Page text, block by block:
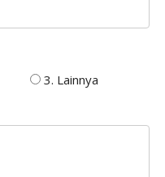
3. Lainnya